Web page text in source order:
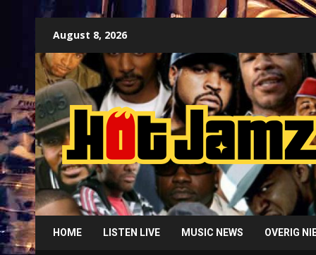
content
August 8, 2026
HOME LISTEN LIVE MUSIC NEWS OVERIG